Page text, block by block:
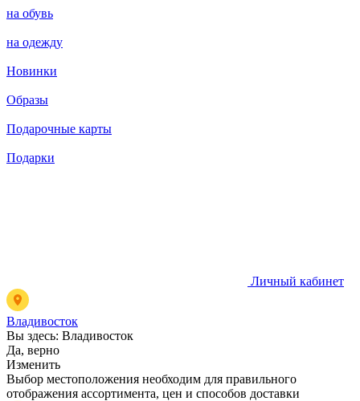
на обувь
на одежду
Новинки
Образы
Подарочные карты
Подарки
Личный кабинет
Владивосток
Вы здесь: Владивосток
Да, верно
Изменить
Выбор местоположения необходим для правильного
отображения ассортимента, цен и способов доставки